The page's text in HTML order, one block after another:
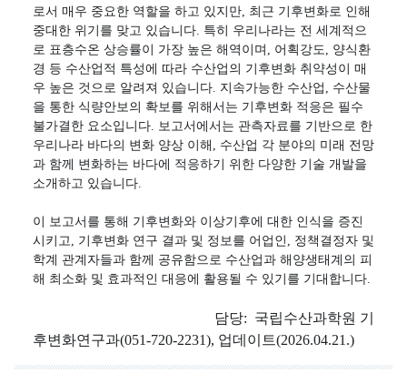
로서 매우 중요한 역할을 하고 있지만, 최근 기후변화로 인해
중대한 위기를 맞고 있습니다. 특히 우리나라는 전 세계적으
로 표층수온 상승률이 가장 높은 해역이며, 어획강도, 양식환
경 등 수산업적 특성에 따라 수산업의 기후변화 취약성이 매
우 높은 것으로 알려져 있습니다. 지속가능한 수산업, 수산물
을 통한 식량안보의 확보를 위해서는 기후변화 적응은 필수
불가결한 요소입니다. 보고서에서는 관측자료를 기반으로 한
우리나라 바다의 변화 양상 이해, 수산업 각 분야의 미래 전망
과 함께 변화하는 바다에 적응하기 위한 다양한 기술 개발을
소개하고 있습니다.
이 보고서를 통해 기후변화와 이상기후에 대한 인식을 증진
시키고, 기후변화 연구 결과 및 정보를 어업인, 정책결정자 및
학계 관계자들과 함께 공유함으로 수산업과 해양생태계의 피
해 최소화 및 효과적인 대응에 활용될 수 있기를 기대합니다.
담당: 국립수산과학원 기
후변화연구과(051-720-2231), 업데이트(2026.04.21.)